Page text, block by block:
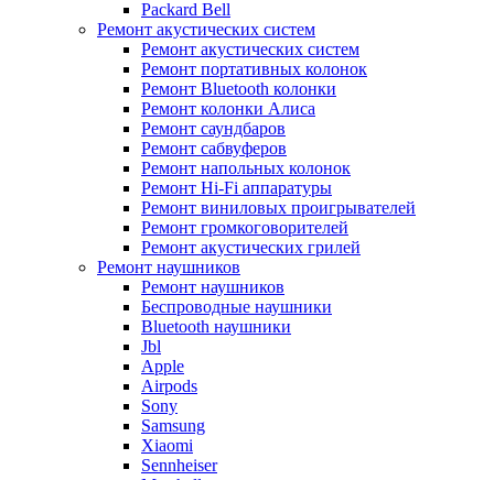
Packard Bell
Ремонт акустических систем
Ремонт акустических систем
Ремонт портативных колонок
Ремонт Bluetooth колонки
Ремонт колонки Алиса
Ремонт саундбаров
Ремонт сабвуферов
Ремонт напольных колонок
Ремонт Hi-Fi аппаратуры
Ремонт виниловых проигрывателей
Ремонт громкоговорителей
Ремонт акустических грилей
Ремонт наушников
Ремонт наушников
Беспроводные наушники
Bluetooth наушники
Jbl
Apple
Airpods
Sony
Samsung
Xiaomi
Sennheiser